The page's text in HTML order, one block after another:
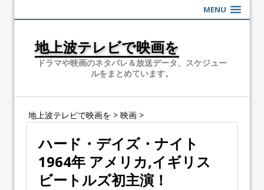
MENU
地上波テレビで映画を
ドラマや映画のネタバレ＆放送データ、スケジュー
ルをまとめています。
地上波テレビで映画を > 映画 >
ハード・デイズ・ナイト
1964年 アメリカ,イギリス
ビートルズ初主演！